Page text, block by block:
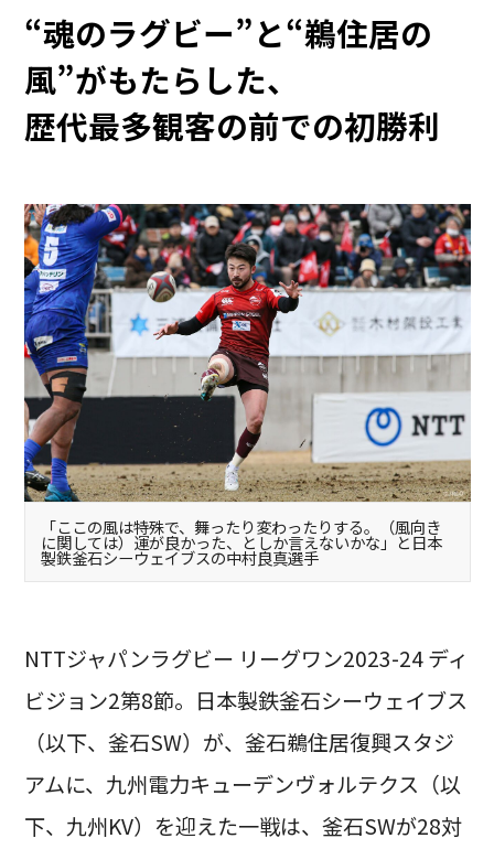
“魂のラグビー”と“鵜住居の
風”がもたらした、
歴代最多観客の前での初勝利
「ここの風は特殊で、舞ったり変わったりする。（風向き
に関しては）運が良かった、としか言えないかな」と日本
製鉄釜石シーウェイブスの中村良真選手
NTTジャパンラグビー リーグワン2023-24 ディ
ビジョン2第8節。日本製鉄釜石シーウェイブス
（以下、釜石SW）が、釜石鵜住居復興スタジ
アムに、九州電力キューデンヴォルテクス（以
下、九州KV）を迎えた一戦は、釜石SWが28対